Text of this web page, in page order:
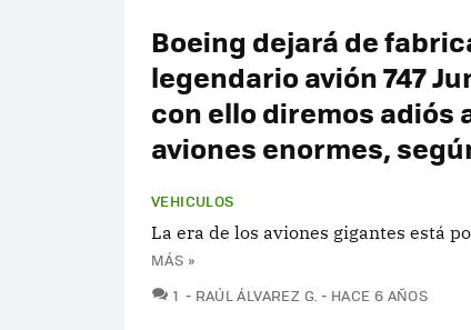
Boeing dejará de
legendario avión 747
con ello diremos adiós
aviones enormes,
VEHICULOS
La era de los aviones gigantes está
MÁS »
1 COMENTARIOS
RAÚL ÁLVAREZ G. HACE 6 AÑOS